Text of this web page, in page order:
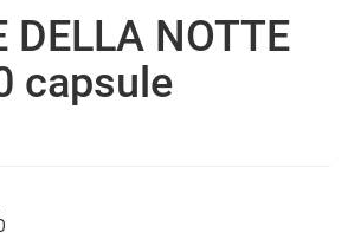
DELLA NOTTE
capsule